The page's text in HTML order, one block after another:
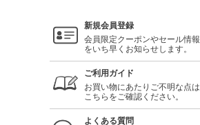
新規会員登録
会員限定クーポンやセール情報
をいち早くお知らせします。
ご利用ガイド
お買い物にあたりご不明な点は
こちらをご確認ください。
よくある質問